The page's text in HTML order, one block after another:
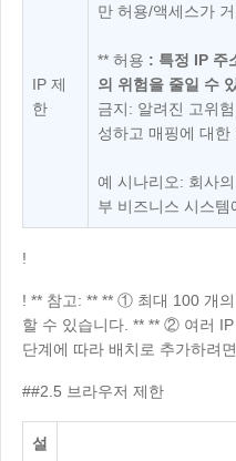
IP 제
한
만 허용/액세스가
** 허용 : 특정 IP 주
의 위험을 줄일 수
금지: 알려진 고위
성하고 매핑에 대한
예 시나리오: 회사
부 비즈니스 시스
!
!** 참고: ** ** ① 최대 100 개
할 수 있습니다. ** ** ② 여러
단계에 따라 배치로 추가하려
##2.5 브라우저 제한
설